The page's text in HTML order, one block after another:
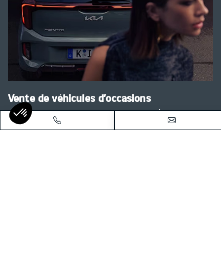
Vente de véhicules d’occasions
Faites confiance à Kia Montargis et notre sélection de
véhicules d’occasion contrôlés et garantis pour acheter en